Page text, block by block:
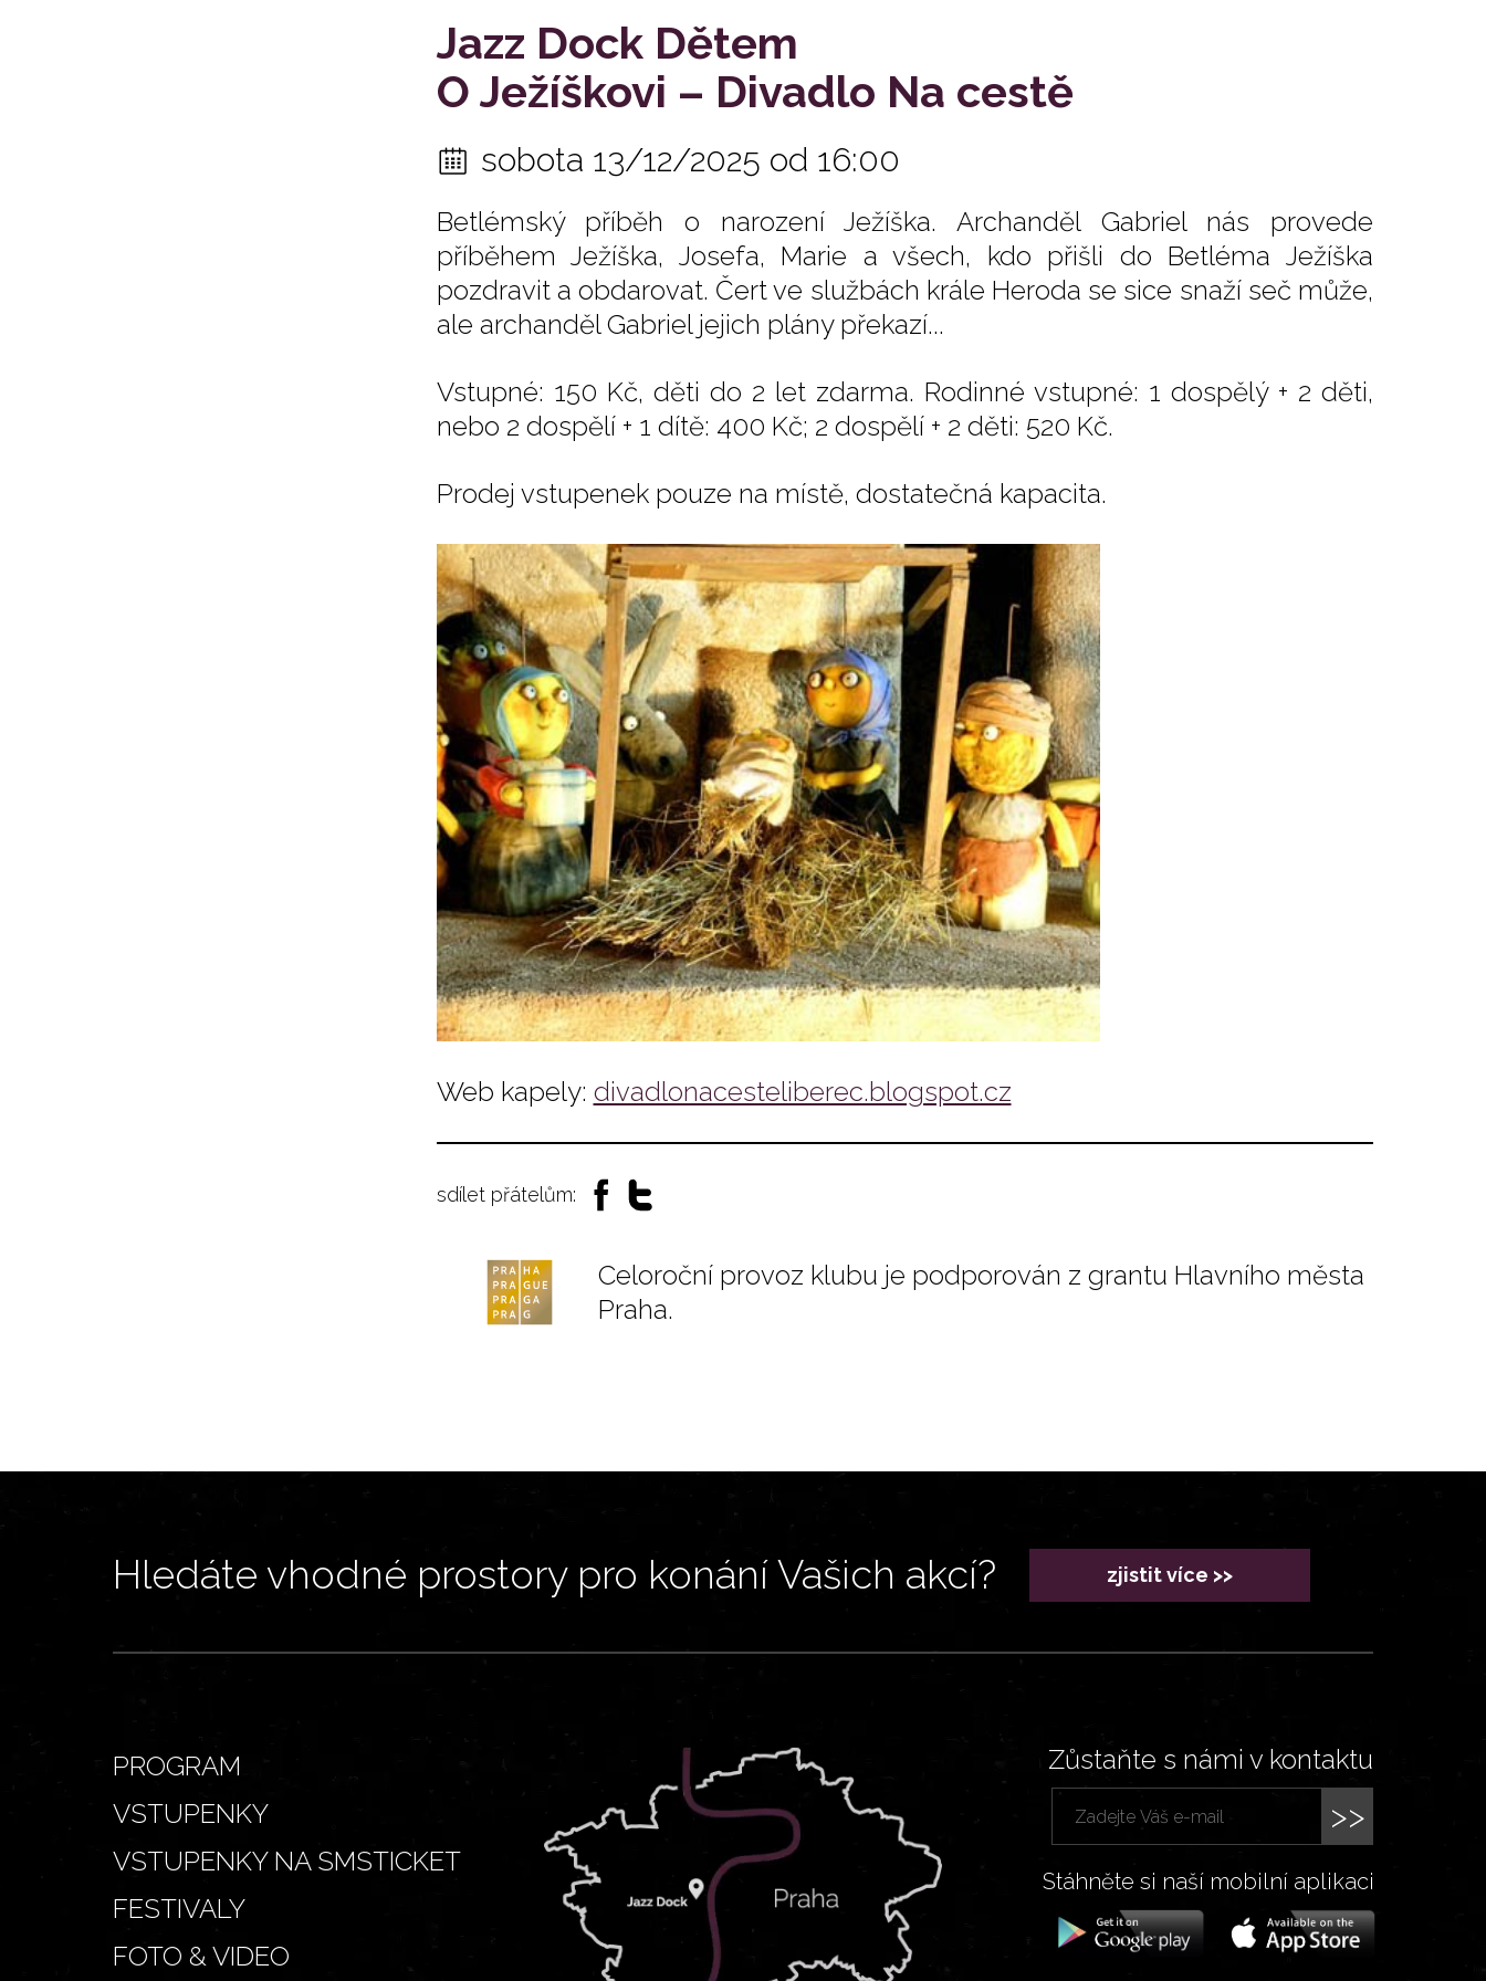
Jazz Dock Dětem
O Ježíškovi – Divadlo Na cestě
sobota 13/12/2025 od 16:00
Betlémský příběh o narození Ježíška. Archanděl Gabriel nás provede
příběhem Ježíška, Josefa, Marie a všech, kdo přišli do Betléma Ježíška
pozdravit a obdarovat. Čert ve službách krále Heroda se sice snaží seč může,
ale archanděl Gabriel jejich plány překazí...
Vstupné: 150 Kč, děti do 2 let zdarma. Rodinné vstupné: 1 dospělý + 2 děti,
nebo 2 dospělí + 1 dítě: 400 Kč; 2 dospělí + 2 děti: 520 Kč.
Prodej vstupenek pouze na místě, dostatečná kapacita.
Web kapely: divadlonacesteliberec.blogspot.cz
sdílet přátelům:
Celoroční provoz klubu je podporován z grantu Hlavního města
Praha.
Hledáte vhodné prostory pro konání Vašich akcí? zjistit více >>
PROGRAM
VSTUPENKY
VSTUPENKY NA SMSTICKET
FESTIVALY
FOTO & VIDEO
Zůstaňte s námi v kontaktu
>>
Stáhněte si naší mobilní aplikaci